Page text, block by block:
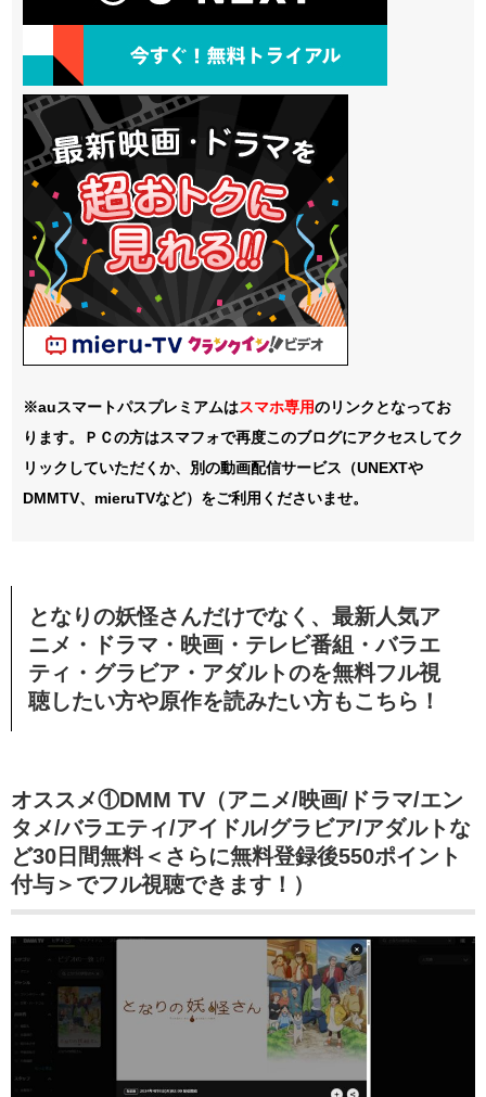
※auスマートパスプレミアムはスマホ専用のリンクとなってお
ります。ＰＣの方はスマフォで再度このブログにアクセスしてク
リックしていただくか、別の動画配信サービス（UNEXTや
DMMTV、mieruTVなど）をご利用くださいませ。
となりの妖怪さんだけでなく、最新人気ア
ニメ・ドラマ・映画・テレビ番組・バラエ
ティ・グラビア・アダルトのを無料フル視
聴したい方や原作を読みたい方もこちら！
オススメ①DMM TV（アニメ/映画/ドラマ/エン
タメ/バラエティ/アイドル/グラビア/アダルトな
ど30日間無料＜さらに無料登録後550ポイント
付与＞でフル視聴できます！）